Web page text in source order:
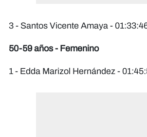
3 - Santos Vicente Amaya -
50-59 años - Femenino
1 - Edda Marizol Hernández -